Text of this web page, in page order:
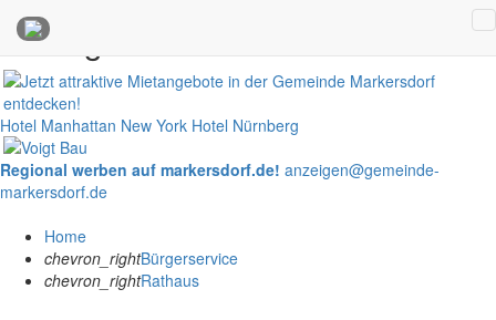
Anzeigen
Hotel Manhattan New York Hotel Nürnberg
Regional werben auf markersdorf.de! anzeigen@gemeinde-
markersdorf.de
Home
chevron_rightBürgerservice
chevron_rightRathaus